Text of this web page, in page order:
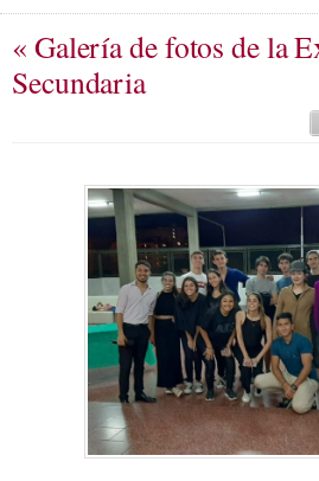
« Galería de fotos de la
Secundaria